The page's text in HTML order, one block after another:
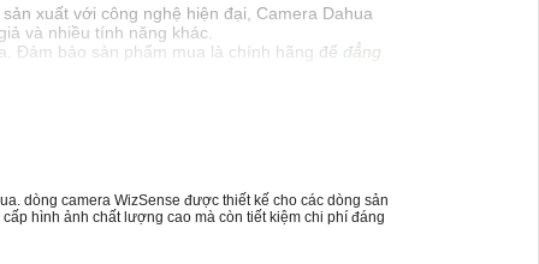
xuất với công nghệ hiện đại, Camera Dahua
và nhiều tính năng khác.
Đảm bảo sản phẩm mua là chính hãng để đẳng
dòng camera WizSense được thiết kế cho các dòng sản
hình ảnh chất lượng cao mà còn tiết kiệm chi phí đáng